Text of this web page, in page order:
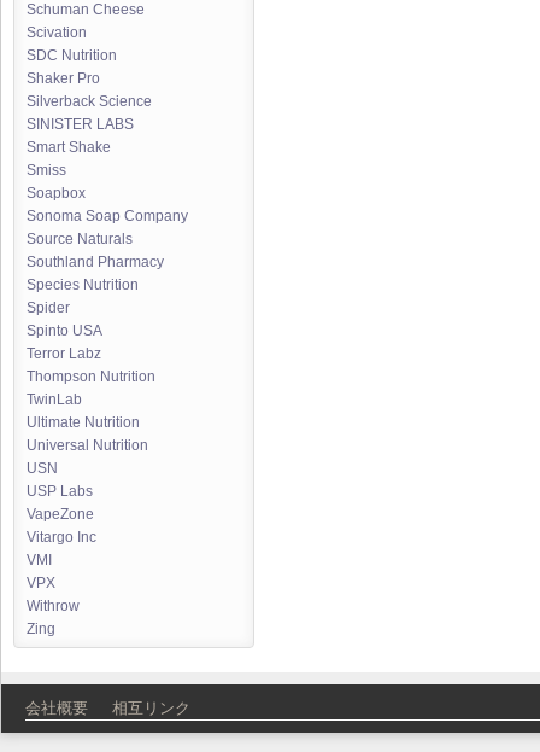
Schuman Cheese
Scivation
SDC Nutrition
Shaker Pro
Silverback Science
SINISTER LABS
Smart Shake
Smiss
Soapbox
Sonoma Soap Company
Source Naturals
Southland Pharmacy
Species Nutrition
Spider
Spinto USA
Terror Labz
Thompson Nutrition
TwinLab
Ultimate Nutrition
Universal Nutrition
USN
USP Labs
VapeZone
Vitargo Inc
VMI
VPX
Withrow
Zing
会社概要 相互リンク